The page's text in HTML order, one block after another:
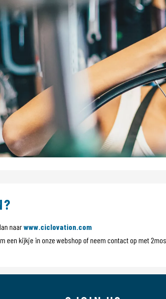
naarwww.ciclovation.com
een kijkje in onze webshop of neem contact op met